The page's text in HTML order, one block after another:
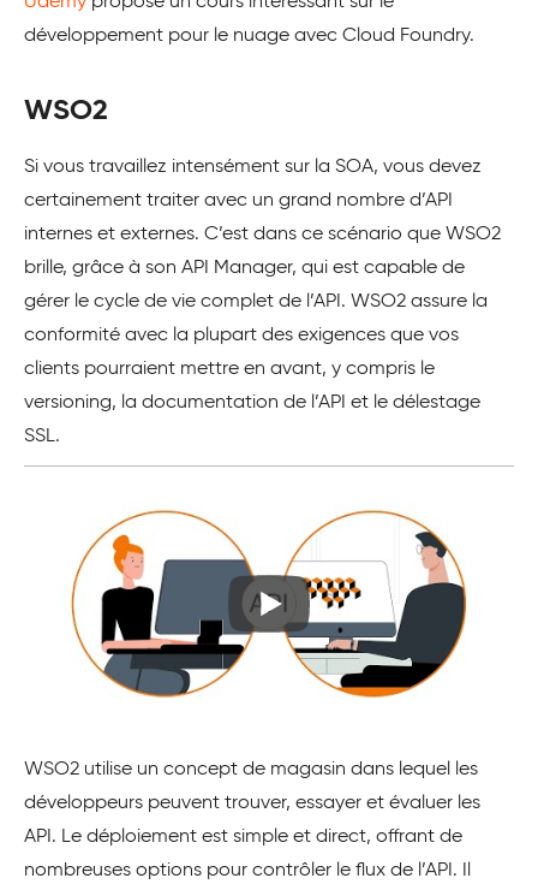
développement pour le nuage avec Cloud Foundry.
WSO2
Si vous travaillez intensément sur la SOA, vous devez
certainement traiter avec un grand nombre d’API
internes et externes. C’est dans ce scénario que WSO2
brille, grâce à son API Manager, qui est capable de
gérer le cycle de vie complet de l’API. WSO2 assure la
conformité avec la plupart des exigences que vos
clients pourraient mettre en avant, y compris le
versioning, la documentation de l’API et le délestage
SSL.
WSO2 utilise un concept de magasin dans lequel les
développeurs peuvent trouver, essayer et évaluer les
API. Le déploiement est simple et direct, offrant de
nombreuses options pour contrôler le flux de l’API. Il